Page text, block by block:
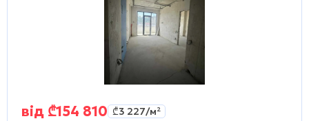
від ₾154 810 ₾3 227/м²